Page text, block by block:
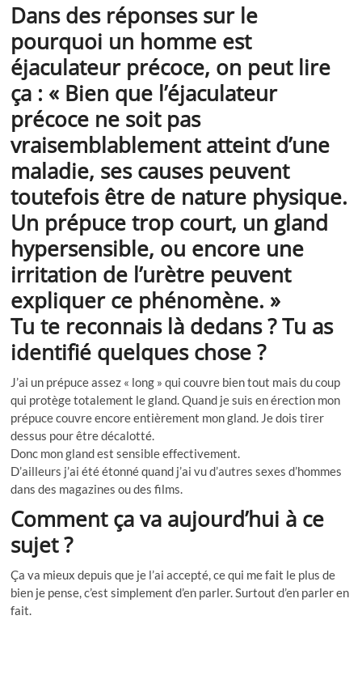
Dans des réponses sur le
pourquoi un homme est
éjaculateur précoce, on peut lire
ça : « Bien que l’éjaculateur
précoce ne soit pas
vraisemblablement atteint d’une
maladie, ses causes peuvent
toutefois être de nature physique.
Un prépuce trop court, un gland
hypersensible, ou encore une
irritation de l’urètre peuvent
expliquer ce phénomène. »
Tu te reconnais là dedans ? Tu as
identifié quelques chose ?
J’ai un prépuce assez « long » qui couvre bien tout mais du coup
qui protège totalement le gland. Quand je suis en érection mon
prépuce couvre encore entièrement mon gland. Je dois tirer
dessus pour être décalotté.
Donc mon gland est sensible effectivement.
D’ailleurs j’ai été étonné quand j’ai vu d’autres sexes d’hommes
dans des magazines ou des films.
Comment ça va aujourd’hui à ce
sujet ?
Ça va mieux depuis que je l’ai accepté, ce qui me fait le plus de
bien je pense, c’est simplement d’en parler. Surtout d’en parler en
fait.